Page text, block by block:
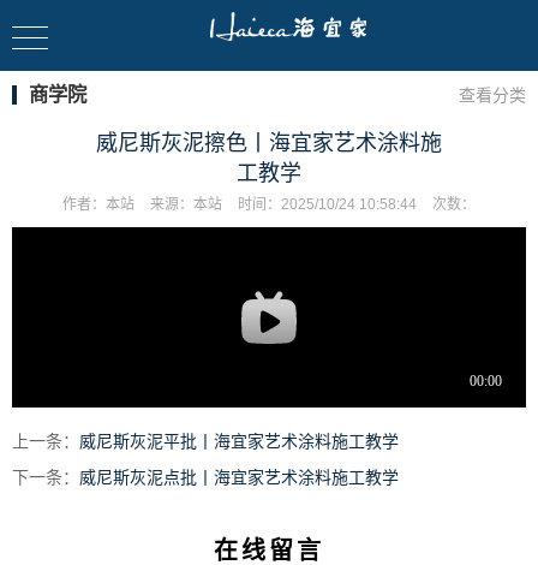
商学院 查看分类
威尼斯灰泥擦色丨海宜家艺术涂料施
工教学
作者： 本站 来源： 本站 时间： 2025/10/24 10:58:44 次数：
上一条： 威尼斯灰泥平批丨海宜家艺术涂料施工教学
下一条： 威尼斯灰泥点批丨海宜家艺术涂料施工教学
在线留言